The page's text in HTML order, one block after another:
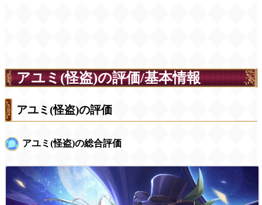
アユミ(怪盗)の評価/基本情報
アユミ(怪盗)の評価
アユミ(怪盗)の総合評価